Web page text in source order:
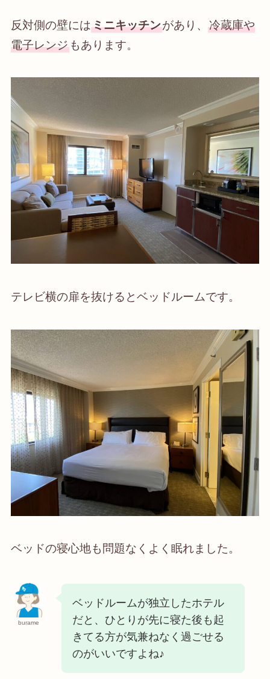
反対側の壁にはミニキッチンがあり、 冷蔵庫や
電子レンジもあります。
テレビ横の扉を抜けるとベッドルームです。
ベッドの寝心地も問題なくよく眠れました。
burame
ベッドルームが独立したホテル
だと、ひとりが先に寝た後も起
きてる方が気兼ねなく過ごせる
のがいいですよね♪